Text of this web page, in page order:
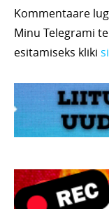
Kommentaare
Minu Telegrami
esitamiseks kliki